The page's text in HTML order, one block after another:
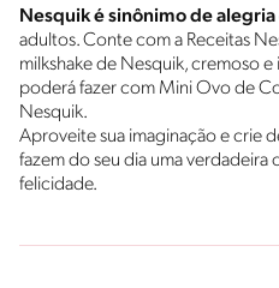
Nesquik é sinônimo de alegria
adultos. Conte com a Receitas
milkshake de Nesquik, cremoso
poderá fazer com Mini Ovo de
Nesquik.
Aproveite sua imaginação e crie
fazem do seu dia uma verdadeira
felicidade.